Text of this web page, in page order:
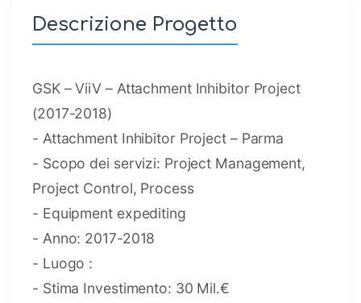
Descrizione Progetto
GSK – ViiV – Attachment Inhibitor Project
(2017-2018)
- Attachment Inhibitor Project – Parma
- Scopo dei servizi: Project Management,
Project Control, Process
- Equipment expediting
- Anno: 2017-2018
- Luogo :
- Stima Investimento: 30 Mil.€